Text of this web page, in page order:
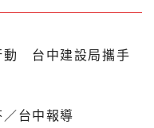
台中報導